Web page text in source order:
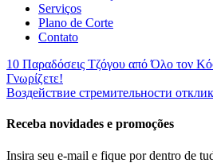
Serviços
Plano de Corte
Contato
Navegação
de
10 Παραδόσεις Τζόγου από Όλο τον
Γνωρίζετε!
Воздействие стремительности
Receba novidades e promoções
Insira seu e-mail e fique por dentro de